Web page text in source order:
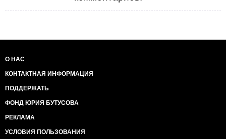
О НАС
КОНТАКТНАЯ ИНФОРМАЦИЯ
ПОДДЕРЖАТЬ
ФОНД ЮРИЯ БУТУСОВА
РЕКЛАМА
УСЛОВИЯ ПОЛЬЗОВАНИЯ